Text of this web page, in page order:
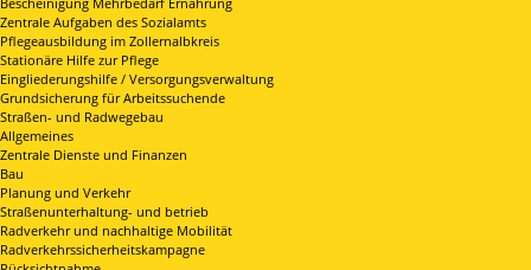
Zentrale Aufgaben des Sozialamts
Pflegeausbildung im Zollernalbkreis
Stationäre Hilfe zur Pflege
Eingliederungshilfe / Versorgungsverwaltung
Grundsicherung für Arbeitssuchende
Straßen- und Radwegebau
Allgemeines
Zentrale Dienste und Finanzen
Bau
Planung und Verkehr
Straßenunterhaltung- und betrieb
Radverkehr und nachhaltige Mobilität
Radverkehrssicherheitskampagne